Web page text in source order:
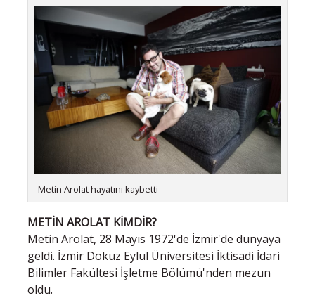
Metin Arolat hayatını kaybetti
METİN AROLAT KİMDİR?
Metin Arolat, 28 Mayıs 1972'de İzmir'de dünyaya
geldi. İzmir Dokuz Eylül Üniversitesi İktisadi İdari
Bilimler Fakültesi İşletme Bölümü'nden mezun
oldu.